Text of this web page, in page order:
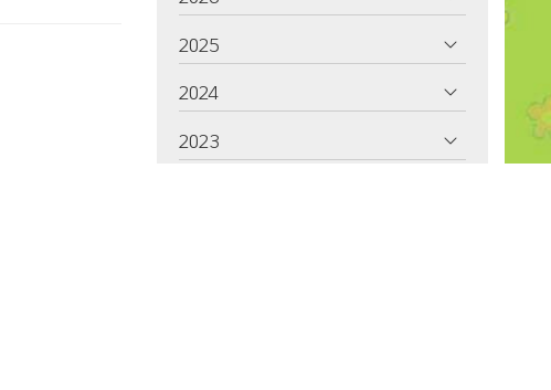
2025
2024
2023